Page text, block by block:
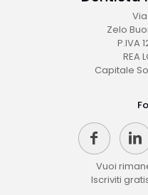
Zelo
P.IVA
REA
Capitale
Vuoi
Iscriviti